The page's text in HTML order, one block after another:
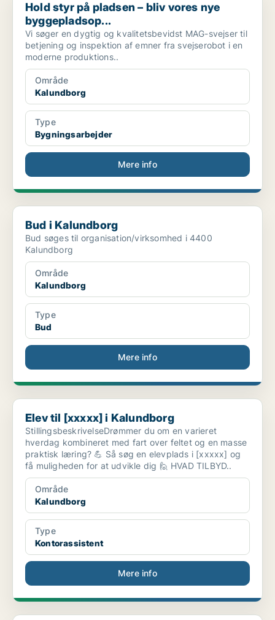
Hold styr på pladsen – bliv vores nye
byggepladsop...
Vi søger en dygtig og kvalitetsbevidst MAG-svejser til
betjening og inspektion af emner fra svejserobot i en
moderne produktions..
Område
Kalundborg
Type
Bygningsarbejder
Mere info
Bud i Kalundborg
Bud i Kalundborg
Bud søges til organisation/virksomhed i 4400
Kalundborg
Område
Kalundborg
Type
Bud
Mere info
Elev til [xxxxx] i Kalundborg
Elev til [xxxxx] i Kalundborg
StillingsbeskrivelseDrømmer du om en varieret
hverdag kombineret med fart over feltet og en masse
praktisk læring? 💪 Så søg en elevplads i [xxxxx] og
få muligheden for at udvikle dig 🙋 HVAD TILBYD..
Område
Kalundborg
Type
Kontorassistent
Mere info